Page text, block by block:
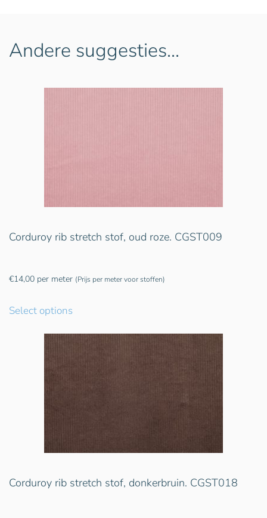
Andere suggesties…
Corduroy rib stretch stof, oud roze. CGST009
€14,00 per meter (Prijs per meter voor stoffen)
Select options
Corduroy rib stretch stof, donkerbruin. CGST018